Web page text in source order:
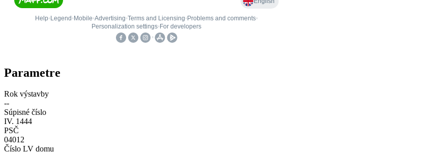
Parametre
Rok výstavby
--
Súpisné číslo
IV. 1444
PSČ
04012
Číslo LV domu